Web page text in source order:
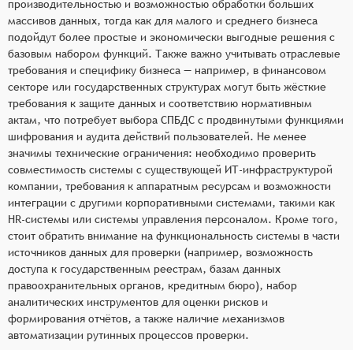
производительностью и возможностью обработки больших
массивов данных, тогда как для малого и среднего бизнеса
подойдут более простые и экономически выгодные решения с
базовым набором функций. Также важно учитывать отраслевые
требования и специфику бизнеса — например, в финансовом
секторе или государственных структурах могут быть жёсткие
требования к защите данных и соответствию нормативным
актам, что потребует выбора СПБДС с продвинутыми функциями
шифрования и аудита действий пользователей. Не менее
значимы технические ограничения: необходимо проверить
совместимость системы с существующей ИТ-инфраструктурой
компании, требования к аппаратным ресурсам и возможности
интеграции с другими корпоративными системами, такими как
HR-системы или системы управления персоналом. Кроме того,
стоит обратить внимание на функциональность системы в части
источников данных для проверки (например, возможность
доступа к государственным реестрам, базам данных
правоохранительных органов, кредитным бюро), набор
аналитических инструментов для оценки рисков и
формирования отчётов, а также наличие механизмов
автоматизации рутинных процессов проверки.